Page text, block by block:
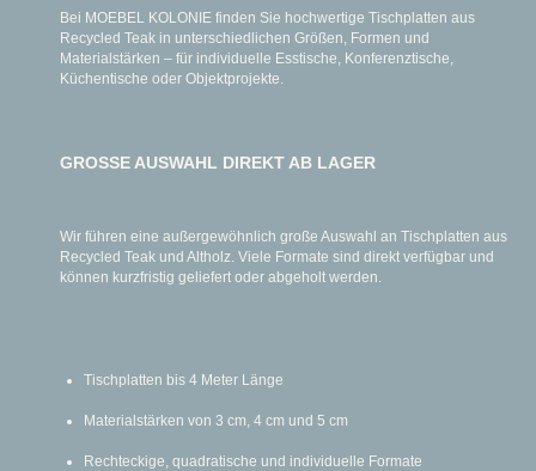
Bei MOEBEL KOLONIE finden Sie hochwertige Tischplatten aus
Recycled Teak in unterschiedlichen Größen, Formen und
Materialstärken – für individuelle Esstische, Konferenztische,
Küchentische oder Objektprojekte.
GROSSE AUSWAHL DIREKT AB LAGER
Wir führen eine außergewöhnlich große Auswahl an Tischplatten aus
Recycled Teak und Altholz. Viele Formate sind direkt verfügbar und
können kurzfristig geliefert oder abgeholt werden.
Tischplatten bis 4 Meter Länge
Materialstärken von 3 cm, 4 cm und 5 cm
Rechteckige, quadratische und individuelle Formate